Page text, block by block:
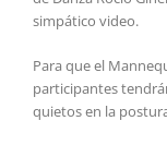
simpático video.
Para que el
participantes
quietos en la